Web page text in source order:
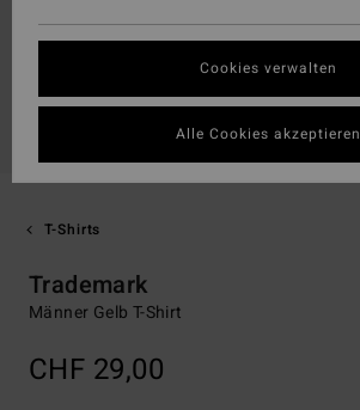
T-Shirts
Trademark
Männer Gelb T-Shirt
CHF 29,00
Cookies verwalten
Alle Cookies akzeptieren